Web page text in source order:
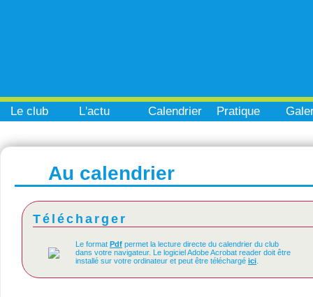
Le club L'actu Calendrier Pratique
Au calendrier
Télécharger
Le format Pdf permet la lecture directe du calendrier du club
dans votre navigateur. Le logiciel Adobe Acrobat reader doit être
installé sur votre ordinateur et peut être téléchargé ici